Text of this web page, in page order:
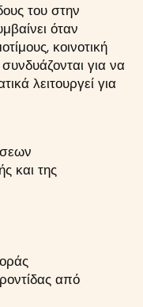
του στην
όταν
κοινοτική
για να
λειτουργεί για
και της
από